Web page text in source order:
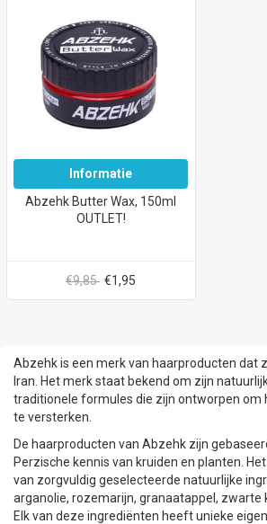
Informatie
Abzehk Butter Wax, 150ml
OUTLET!
€9,85 €1,95
Abzehk is een merk van haarproducten dat
Iran. Het merk staat bekend om zijn
traditionele formules die zijn ontworpen om
te versterken.
De haarproducten van Abzehk zijn
Perzische kennis van kruiden en planten.
van zorgvuldig geselecteerde natuurlijke
arganolie, rozemarijn, granaatappel, zwarte
Elk van deze ingrediënten heeft unieke